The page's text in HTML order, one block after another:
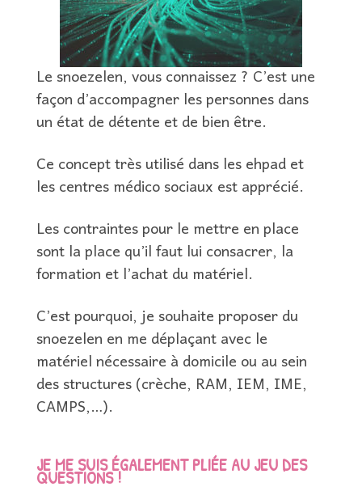
Le snoezelen, vous connaissez ? C’est une
façon d’accompagner les personnes dans
un état de détente et de bien être.
Ce concept très utilisé dans les ehpad et
les centres médico sociaux est apprécié.
Les contraintes pour le mettre en place
sont la place qu’il faut lui consacrer, la
formation et l’achat du matériel.
C’est pourquoi, je souhaite proposer du
snoezelen en me déplaçant avec le
matériel nécessaire à domicile ou au sein
des structures (crèche, RAM, IEM, IME,
CAMPS,…).
JE ME SUIS ÉGALEMENT PLIÉE AU JEU DES
QUESTIONS !